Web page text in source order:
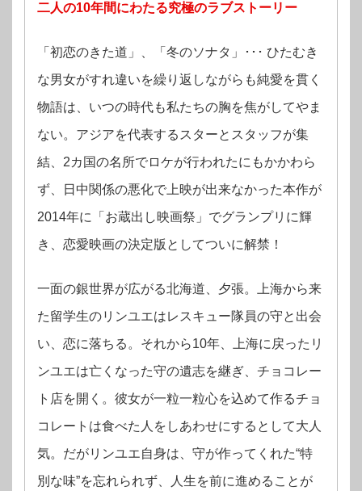
二人の10年間にわたる究極のラブストーリー
「初恋のきた道」、「冬のソナタ」･･･ ひたむき
な男女がすれ違いを繰り返しながらも純愛を貫く
物語は、いつの時代も私たちの胸を焦がしてやま
ない。アジアを代表するスターとスタッフが集
結、2カ国の名所でロケが行われたにもかかわら
ず、日中関係の悪化で上映が出来なかった本作が
2014年に「お蔵出し映画祭」でグランプリに輝
き、恋愛映画の決定版としてついに解禁！
一面の銀世界が広がる北海道、夕張。上海から来
た留学生のリンユエはレスキュー隊員の守と出会
い、恋に落ちる。それから10年、上海に戻ったリ
ンユエは亡くなった守の遺志を継ぎ、チョコレー
ト店を開く。彼女が一粒一粒心を込めて作るチョ
コレートは食べた人をしあわせにするとして大人
気。だがリンユエ自身は、守が作ってくれた“特
別な味”を忘れられず、人生を前に進めることが